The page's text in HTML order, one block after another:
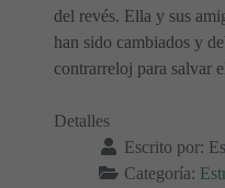
del revés. Ella y sus
han sido cambiados y
contrarreloj para salvar
Detalles
Escrito por:
Categoría: